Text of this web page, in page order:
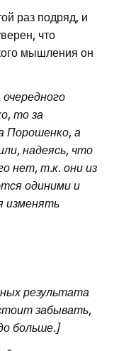
раз подряд, и
что
мышления он
то за
Порошенко, а
надеясь, что
нет, т.к. они из
одиними и
изменять
результата
забывать,
больше.]